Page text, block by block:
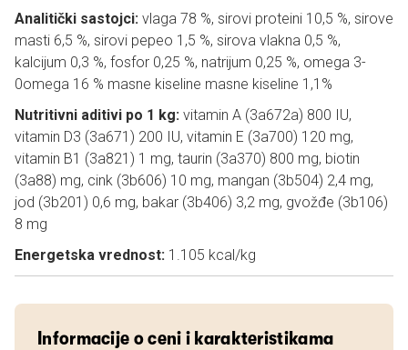
Analitički sastojci: vlaga 78 %, sirovi proteini 10,5 %, sirove
masti 6,5 %, sirovi pepeo 1,5 %, sirova vlakna 0,5 %,
kalcijum 0,3 %, fosfor 0,25 %, natrijum 0,25 %, omega 3-
0omega 16 % masne kiseline masne kiseline 1,1%
Nutritivni aditivi po 1 kg: vitamin A (3a672a) 800 IU,
vitamin D3 (3a671) 200 IU, vitamin E (3a700) 120 mg,
vitamin B1 (3a821) 1 mg, taurin (3a370) 800 mg, biotin
(3a88) mg, cink (3b606) 10 mg, mangan (3b504) 2,4 mg,
jod (3b201) 0,6 mg, bakar (3b406) 3,2 mg, gvožđe (3b106)
8 mg
Energetska vrednost: 1.105 kcal/kg
Informacije o ceni i karakteristikama